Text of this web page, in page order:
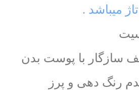
میباشد .
سازگار با پوست بدن
رنگ دهی و پرز